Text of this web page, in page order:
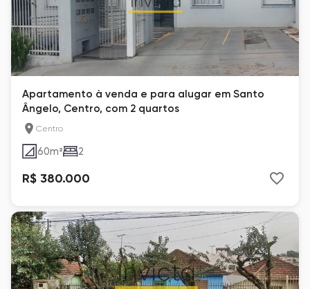
Apartamento à venda e para alugar em Santo
Ângelo, Centro, com 2 quartos
Centro
60m² 2
R$ 380.000